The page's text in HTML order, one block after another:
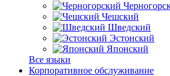
Чешский
Шведский
Эстонский
Японский
Все языки
Корпоративное обслуживание